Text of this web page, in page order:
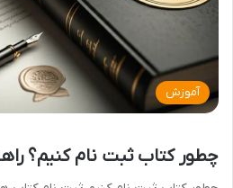
آموزش
چطور کتاب ثبت نام کنیم؟